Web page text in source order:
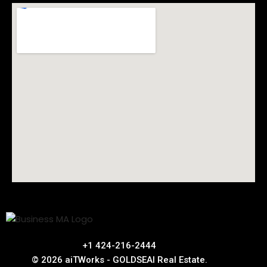
+1 424-216-2444
© 2026 aiTWorks - GOLDSEAI Real Estate.